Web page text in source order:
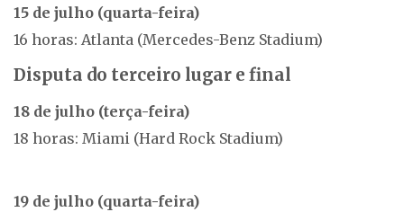
15 de julho (quarta-feira)
16 horas: Atlanta (Mercedes-Benz Stadium)
Disputa do terceiro lugar e final
18 de julho (terça-feira)
18 horas: Miami (Hard Rock Stadium)
19 de julho (quarta-feira)